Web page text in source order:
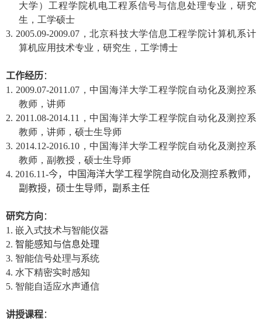
大学）工程学院机电工程系信号与信息处理专业，研究
生，工学硕士
3. 2005.09-2009.07，北京科技大学信息工程学院计算机系计
算机应用技术专业，研究生，工学博士
工作经历：
1. 2009.07-2011.07，中国海洋大学工程学院自动化及测控系
教师，讲师
2. 2011.08-2014.11
，中国海洋大学工程学院自动化及测控系
教师，讲师，硕士生导师
3. 2014.12-2016.10，中国海洋大学工程学院自动化及测控系
教师，副教授，硕士生导师
4. 2016.11-今，中国海洋大学工程学院自动化及测控系教师，
副教授，硕士生导师，副系主任
研究方向 ：
1. 嵌入式技术与智能仪器
2. 智能感知与信息处理
3. 智能信号处理与系统
4. 水下精密实时感知
5. 智能自适应水声通信
讲授课程：